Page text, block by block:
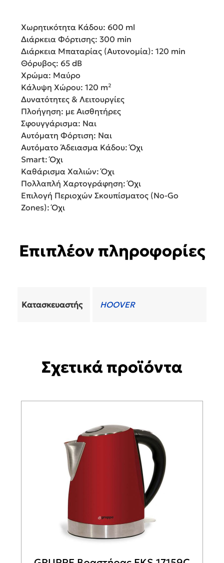
Χωρητικότητα Κάδου: 600 ml
Διάρκεια Φόρτισης: 300 min
Διάρκεια Μπαταρίας (Αυτονομία): 120 min
Θόρυβος: 65 dB
Χρώμα: Μαύρο
Κάλυψη Χώρου: 120 m²
Δυνατότητες & Λειτουργίες
Πλοήγηση: με Αισθητήρες
Σφουγγάρισμα: Ναι
Αυτόματη Φόρτιση: Ναι
Αυτόματο Άδειασμα Κάδου: Όχι
Smart: Όχι
Καθάρισμα Χαλιών: Όχι
Πολλαπλή Χαρτογράφηση: Όχι
Επιλογή Περιοχών Σκουπίσματος (No-Go
Zones): Όχι
Επιπλέον πληροφορίες
Κατασκευαστής HOOVER
Σχετικά προϊόντα